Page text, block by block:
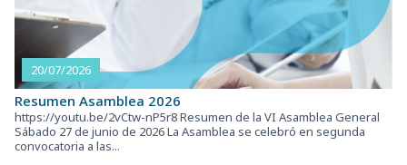
20/07/2026
Resumen Asamblea 2026
https://youtu.be/2vCtw-nP5r8 Resumen de la VI Asamblea General
Sábado 27 de junio de 2026 La Asamblea se celebró en segunda
convocatoria a las...